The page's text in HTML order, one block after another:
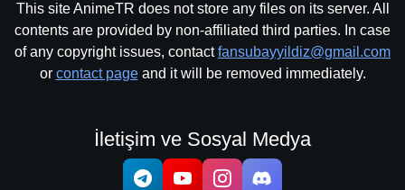
This site AnimeTR does not store any files on its server. All
contents are provided by non-affiliated third parties. In case
of any copyright issues, contactfansubayyildiz@gmail.com
or contact pageand it will be removed immediately.
İletişim ve Sosyal Medya